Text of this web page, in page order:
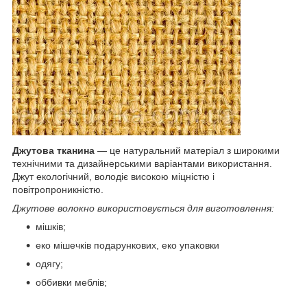
Джутова тканина — це натуральний матеріал з широкими
технічними та дизайнерськими варіантами використання.
Джут екологічний, володіє високою міцністю і
повітропроникністю.
Джутове волокно використовується для виготовлення:
мішків;
еко мішечків подарункових, еко упаковки
одягу;
оббивки меблів;